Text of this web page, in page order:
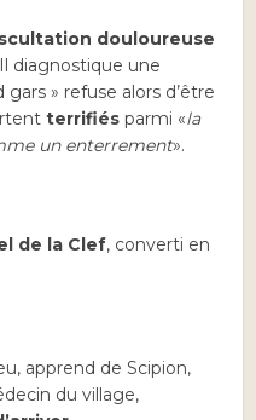
douloureuse
diagnostique une
» refuse alors d’être
terrifiés parmi «la
un enterrement».
de la Clef, converti en
apprend de Scipion,
du village,